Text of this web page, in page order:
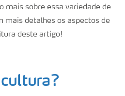
mais sobre essa variedade de
mais detalhes os aspectos de
deste artigo!